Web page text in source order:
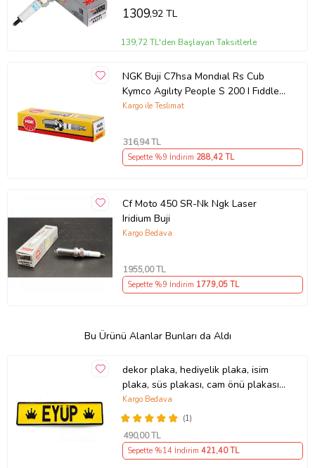
1309,92 TL
139,72 TL'den Başlayan Taksitlerle
NGK Buji C7hsa Mondıal Rs Cub
Kymco Agılıty People S 200 I Fıddle Iı
Bws 125 Regal Raptor Bajaj Boxe
Kargo ile Teslimat
316,94 TL
Sepette %9 İndirim 288,42 TL
Cf Moto 450 SR-Nk Ngk Laser
Iridium Buji
Kargo Bedava
1955,00 TL
Sepette %9 İndirim 1779,05 TL
Bu Ürünü Alanlar Bunları da Aldı
dekor plaka, hediyelik plaka, isim
plaka, süs plakası, cam önü plakası,
tırcı plakası (Sarı-Siyah)
(1)
Kargo Bedava
490,00 TL
Sepette %14 İndirim 421,40 TL